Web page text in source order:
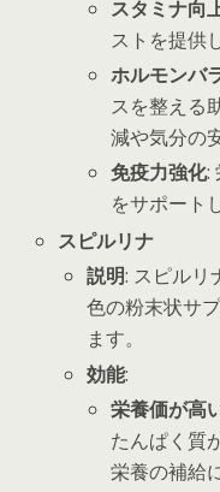
スタミナ向
ストを提供
ホルモンバ
スを整える
減や気分の
免疫力強化:
をサポート
スピルリナ
説明: スピルリ
色の粉末状サ
ます。
効能:
栄養価が高
たんぱく質
栄養の補給